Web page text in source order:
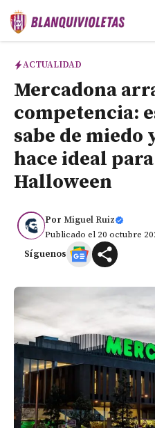
Saltar
ACTUALIDAD
Mercadona
competencia:
sabe de miedo
hace ideal
Halloween
Por Miguel Ruiz
Publicado el 20 octubre
Síguenos